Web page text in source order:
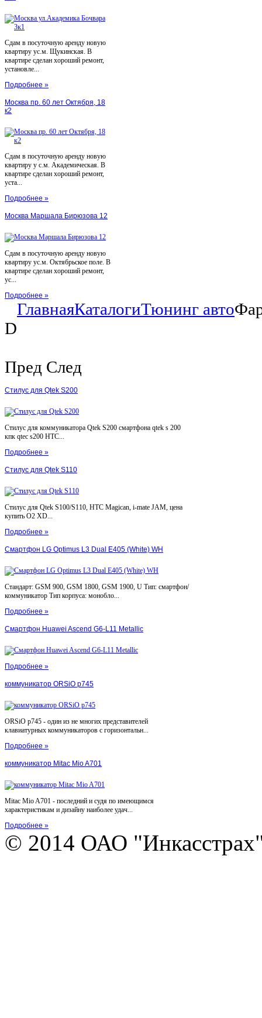
Сдам в посуточную аренду новую
квартиру ус.м. Щукинская. В
квартире сделан хороший ремонт,
установле...
Подробнее »
Москва пр. 60 лет Октября, 18
к2
Сдам в посуточную аренду новую
квартиру у с.м. Академическая. В
квартире сделан хороший ремонт,
уста...
Подробнее »
Москва Маршала Бирюзова 12
Сдам в посуточную аренду новую
квартиру ус.м. Октябрьское поле. В
квартире сделан хороший ремонт,
ус...
Подробнее »
ГлавнаяКаталогиТюнинг авто
D
Пред След
Стилус для Qtek S200
Стилус для коммуникатора Qtek S200 смартфона qtek s 200
кпк qtec s200 HTC...
Подробнее »
Стилус для Qtek S110
Стилус для Qtek S100/S110, HTC Magican, i-mate JAM, цена
купить O2 XD...
Подробнее »
Смартфон LG Optimus L3 Dual E405 (White) WH
Стандарт: GSM 900, GSM 1800, GSM 1900, U Тип: смартфон/
коммуникатор Тип корпуса: монобло...
Подробнее »
Смартфон Huawei Ascend G6-L11 Metallic
Подробнее »
коммуникатор ORSiO p745
ORSiO p745 - один из не многих представителей
клавиатурных коммуникаторов с горизонтальн...
Подробнее »
коммуникатор Mitac Mio A701
Mitac Mio A701 - последний и судя по имеющимся
характеристикам и дизайну наиболее удач...
Подробнее »
© 2014 ОАО